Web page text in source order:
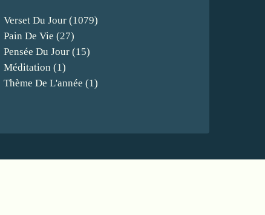
Verset Du Jour (1079)
Pain De Vie (27)
Pensée Du Jour (15)
Méditation (1)
Thème De L'année (1)